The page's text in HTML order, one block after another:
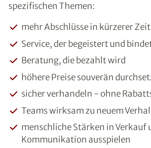
spezifischen Themen:
mehr Abschlüsse in kürzerer Zeit
Service, der begeistert und
Beratung, die bezahlt wird
höhere Preise souverän
sicher verhandeln - ohne
Teams wirksam zu neuem
menschliche Stärken in Verkauf
Kommunikation ausspielen